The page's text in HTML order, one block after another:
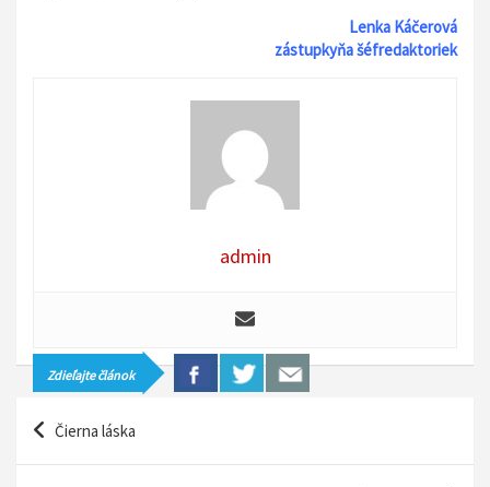
Lenka Káčerová
zástupkyňa šéfredaktoriek
admin
Zdieľajte článok
Čierna láska